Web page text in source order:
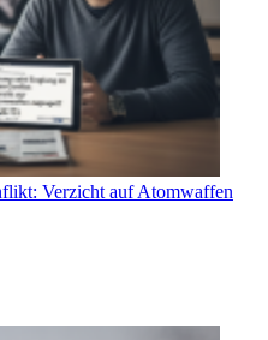
Verzicht auf Atomwaffen